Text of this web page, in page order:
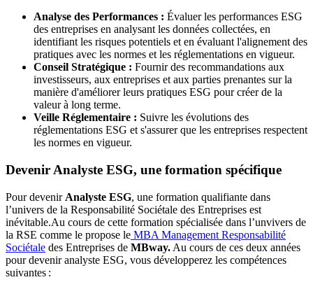
Analyse des Performances : Évaluer les performances ESG
des entreprises en analysant les données collectées, en
identifiant les risques potentiels et en évaluant l'alignement des
pratiques avec les normes et les réglementations en vigueur.
Conseil Stratégique : Fournir des recommandations aux
investisseurs, aux entreprises et aux parties prenantes sur la
manière d'améliorer leurs pratiques ESG pour créer de la
valeur à long terme.
Veille Réglementaire : Suivre les évolutions des
réglementations ESG et s'assurer que les entreprises respectent
les normes en vigueur.
Devenir Analyste ESG, une formation spécifique
Pour devenir Analyste ESG, une formation qualifiante dans
l’univers de la Responsabilité Sociétale des Entreprises est
inévitable.Au cours de cette formation spécialisée dans l’unvivers de
la RSE comme le propose le MBA Management Responsabilité
Sociétale des Entreprises de MBway. Au cours de ces deux années
pour devenir analyste ESG, vous développerez les compétences
suivantes :